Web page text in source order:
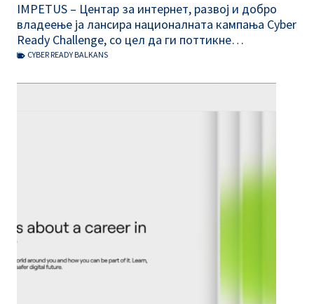
IMPETUS – Центар за интернет, развој и добро
владеење ја лансира националната кампања Cyber
Ready Challenge, со цел да ги поттикне…
CYBER READY BALKANS